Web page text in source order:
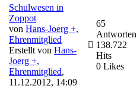
Schulwesen in
Zoppot
von Hans-Joerg +,
Ehrenmitglied
Erstellt von Hans-
Joerg +,
Ehrenmitglied,
11.12.2012, 14:09
65
Antworten
138.722
Hits
0 Likes